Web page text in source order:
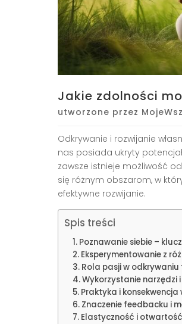
Jakie zdolności
utworzone przez
Odkrywanie i rozwijanie
nas posiada ukryty
zawsze istnieje możliwość
się różnym obszarom, w
efektywne rozwijanie.
Spis treści
Poznawanie siebie –
Eksperymentowanie z
Rola pasji w
Wykorzystanie narzędzi
Praktyka i
Znaczenie feedbacku i
Elastyczność i